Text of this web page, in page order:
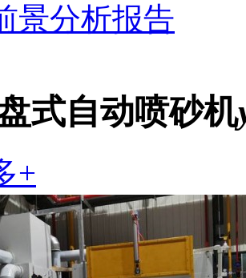
景分析报告
式自动喷砂机
+